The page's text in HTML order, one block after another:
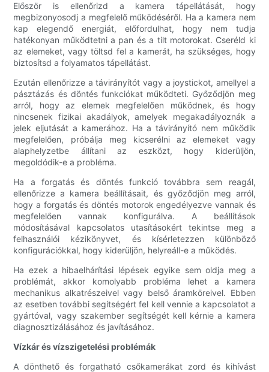
Először is ellenőrizd a kamera tápellátását, hogy
megbizonyosodj a megfelelő működéséről. Ha a kamera nem
kap elegendő energiát, előfordulhat, hogy nem tudja
hatékonyan működtetni a pan és a tilt motorokat. Cseréld ki
az elemeket, vagy töltsd fel a kamerát, ha szükséges, hogy
biztosítsd a folyamatos tápellátást.
Ezután ellenőrizze a távirányítót vagy a joystickot, amellyel a
pásztázás és döntés funkciókat működteti. Győződjön meg
arról, hogy az elemek megfelelően működnek, és hogy
nincsenek fizikai akadályok, amelyek megakadályoznák a
jelek eljutását a kamerához. Ha a távirányító nem működik
megfelelően, próbálja meg kicserélni az elemeket vagy
alaphelyzetbe állítani az eszközt, hogy kiderüljön,
megoldódik-e a probléma.
Ha a forgatás és döntés funkció továbbra sem reagál,
ellenőrizze a kamera beállításait, és győződjön meg arról,
hogy a forgatás és döntés motorok engedélyezve vannak és
megfelelően vannak konfigurálva. A beállítások
módosításával kapcsolatos utasításokért tekintse meg a
felhasználói kézikönyvet, és kísérletezzen különböző
konfigurációkkal, hogy kiderüljön, helyreáll-e a működés.
Ha ezek a hibaelhárítási lépések egyike sem oldja meg a
problémát, akkor komolyabb probléma lehet a kamera
mechanikus alkatrészeivel vagy belső áramköreivel. Ebben
az esetben további segítségért fel kell vennie a kapcsolatot a
gyártóval, vagy szakember segítségét kell kérnie a kamera
diagnosztizálásához és javításához.
Vízkár és vízszigetelési problémák
A dönthető és forgatható csőkamerákat zord és kihívást